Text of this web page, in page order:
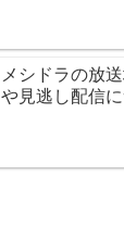
メシドラの放
や見逃し配信